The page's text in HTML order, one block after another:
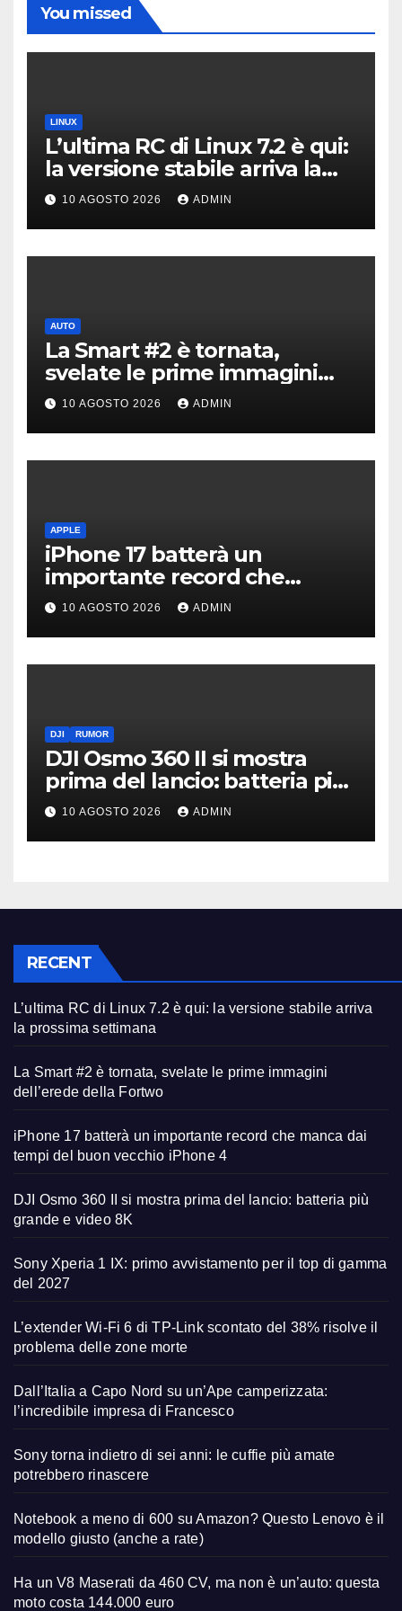
You missed
LINUX
L’ultima RC di Linux 7.2 è qui:
la versione stabile arriva la
prossima settimana
10 AGOSTO 2026 ADMIN
AUTO
La Smart #2 è tornata,
svelate le prime immagini
dell’erede della Fortwo
10 AGOSTO 2026 ADMIN
APPLE
iPhone 17 batterà un
importante record che
manca dai tempi del buon
vecchio iPhone 4
10 AGOSTO 2026 ADMIN
DJI RUMOR
DJI Osmo 360 II si mostra
prima del lancio: batteria più
grande e video 8K
10 AGOSTO 2026 ADMIN
RECENT
L’ultima RC di Linux 7.2 è qui: la versione stabile arriva
la prossima settimana
La Smart #2 è tornata, svelate le prime immagini
dell’erede della Fortwo
iPhone 17 batterà un importante record che manca dai
tempi del buon vecchio iPhone 4
DJI Osmo 360 II si mostra prima del lancio: batteria più
grande e video 8K
Sony Xperia 1 IX: primo avvistamento per il top di gamma
del 2027
L’extender Wi-Fi 6 di TP-Link scontato del 38% risolve il
problema delle zone morte
Dall’Italia a Capo Nord su un’Ape camperizzata:
l’incredibile impresa di Francesco
Sony torna indietro di sei anni: le cuffie più amate
potrebbero rinascere
Notebook a meno di 600 su Amazon? Questo Lenovo è il
modello giusto (anche a rate)
Ha un V8 Maserati da 460 CV, ma non è un’auto: questa
moto costa 144.000 euro